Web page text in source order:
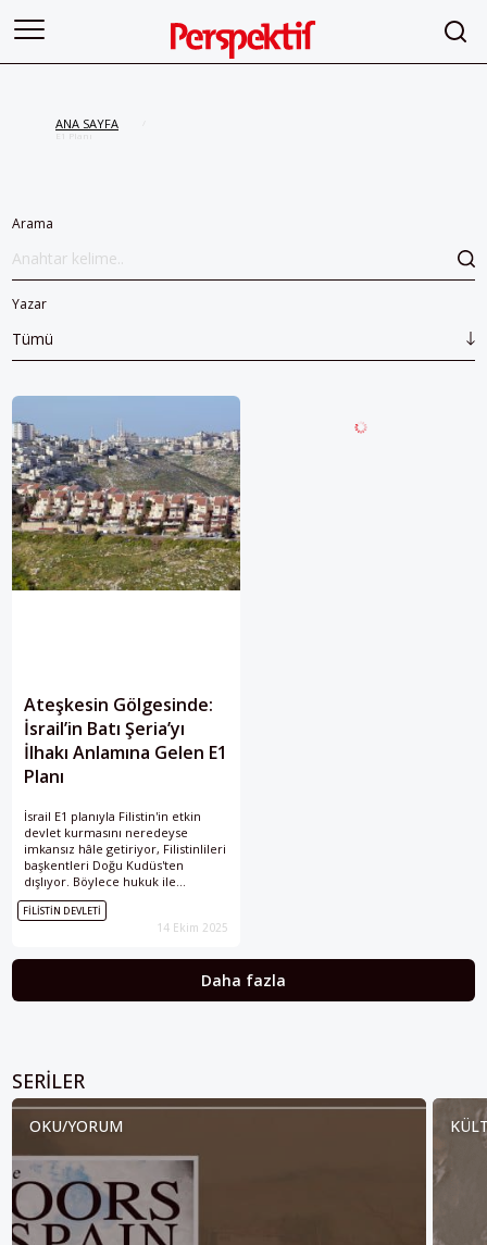
ANA SAYFA
E1 Planı
Arama
Yazar
Tümü
Ateşkesin Gölgesinde:
İsrail’in Batı Şeria’yı
İlhakı Anlamına Gelen E1
Planı
İsrail E1 planıyla Filistin'in etkin
devlet kurmasını neredeyse
imkansız hâle getiriyor, Filistinlileri
başkentleri Doğu Kudüs'ten
dışlıyor. Böylece hukuk ile
gerçeklik çatışıyor, bağlayıcı
normlar ihlal edilirken uluslararası
FILISTIN DEVLETI
14 Ekim 2025
Daha fazla
SERILER
OKU/YORUM